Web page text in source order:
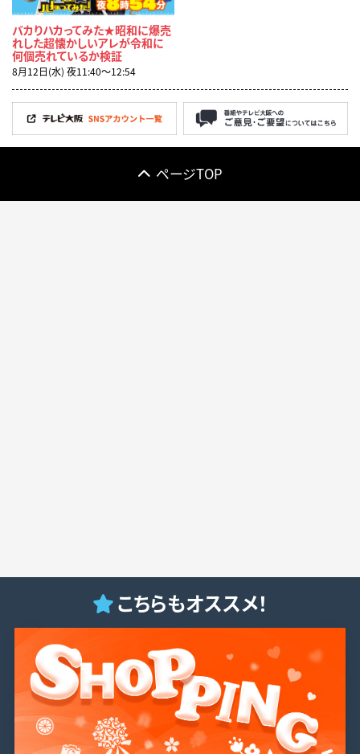
バカりハカってみた★昭和に爆売
れした超懐かしいアレが令和に
何個売れているか検証
8月12日(水) 夜11:40〜12:54
ページTOP
こちらもオススメ！